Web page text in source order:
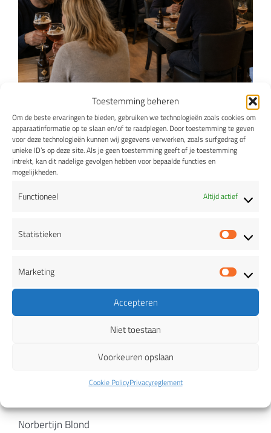
Toestemming beheren
Om de beste ervaringen te bieden, gebruiken we technologieën zoals cookies om
apparaatinformatie op te slaan en/of te raadplegen. Door toestemming te geven
voor deze technologieën kunnen wij gegevens verwerken, zoals surfgedrag of
unieke ID’s op deze site. Als je geen toestemming geeft of je toestemming
intrekt, kan dit nadelige gevolgen hebben voor bepaalde functies en
mogelijkheden.
Functioneel Altijd actief
Statistieken
Marketing
Accepteren
Niet toestaan
Voorkeuren opslaan
Cookie PolicyPrivacyreglement
Norbertijn Blond